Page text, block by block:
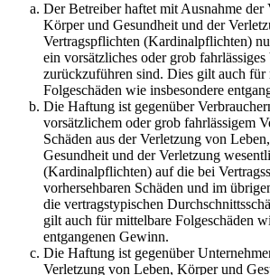
Der Betreiber haftet mit Ausnahme der
Körper und Gesundheit und der
Vertragspflichten (Kardinalpflichten)
ein vorsätzliches oder grob fahrlässiges
zurückzuführen sind. Dies gilt auch für
Folgeschäden wie insbesondere
Die Haftung ist gegenüber
vorsätzlichem oder grob fahrlässigem
Schäden aus der Verletzung von
Gesundheit und der Verletzung
(Kardinalpflichten) auf die bei
vorhersehbaren Schäden und im
die vertragstypischen
gilt auch für mittelbare Folgeschäden
entgangenen Gewinn.
Die Haftung ist gegenüber
Verletzung von Leben, Körper und